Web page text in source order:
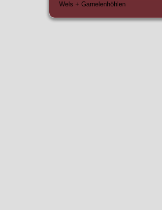
Wels + Garnelenhöhlen